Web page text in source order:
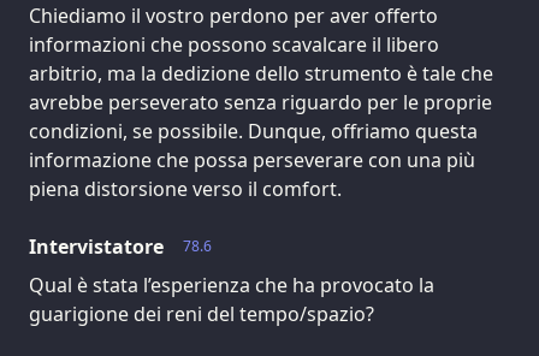
Chiediamo il vostro perdono per aver offerto
informazioni che possono scavalcare il libero
arbitrio, ma la dedizione dello strumento è tale che
avrebbe perseverato senza riguardo per le proprie
condizioni, se possibile. Dunque, offriamo questa
informazione che possa perseverare con una più
piena distorsione verso il comfort.
78.6
Intervistatore
Qual è stata l’esperienza che ha provocato la
guarigione dei reni del tempo/spazio?